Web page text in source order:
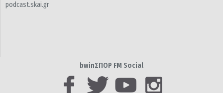
podcast.skai.gr
bwinΣΠΟΡ FM Social